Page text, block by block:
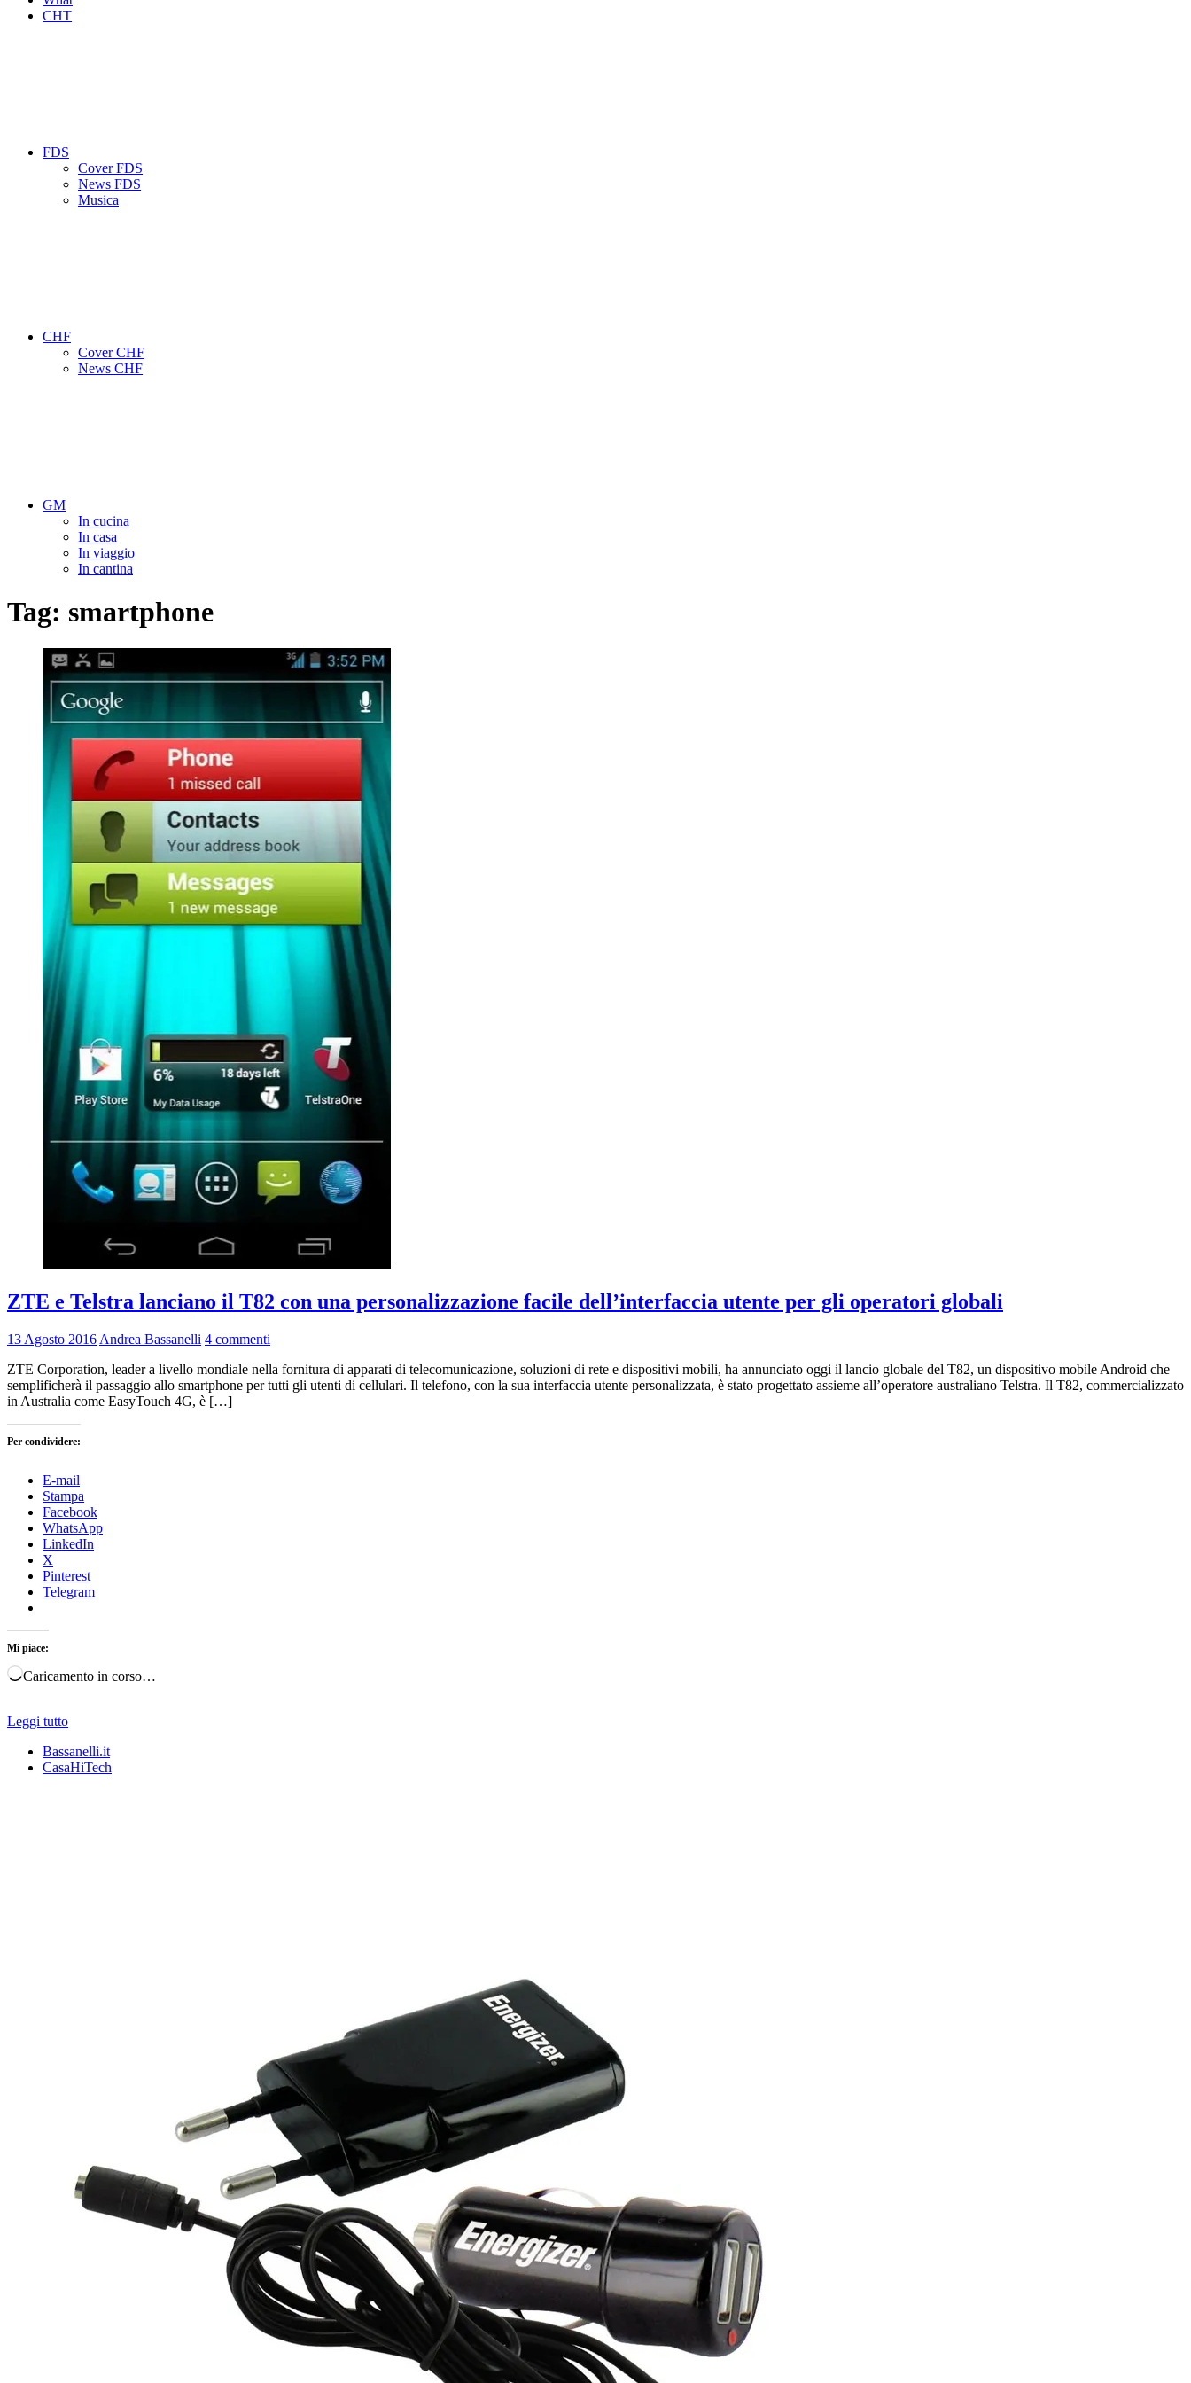
CHT
FDS
Cover FDS
News FDS
Musica
CHF
Cover CHF
News CHF
GM
In cucina
In casa
In viaggio
In cantina
Tag: smartphone
ZTE e Telstra lanciano il T82 con una personalizzazione facile dell’interfaccia utente per gli operatori globali
13 Agosto 2016 Andrea Bassanelli 4 commenti
ZTE Corporation, leader a livello mondiale nella fornitura di apparati di telecomunicazione, soluzioni di rete e dispositivi mobili, ha annunciato oggi il lancio globale del T82, un dispositivo mobile Android che
semplificherà il passaggio allo smartphone per tutti gli utenti di cellulari. Il telefono, con la sua interfaccia utente personalizzata, è stato progettato assieme all’operatore australiano Telstra. Il T82, commercializzato
in Australia come EasyTouch 4G, è […]
Per condividere:
E-mail
Stampa
Facebook
WhatsApp
LinkedIn
X
Pinterest
Telegram
Mi piace:
Caricamento in corso…
Leggi tutto
Bassanelli.it
CasaHiTech